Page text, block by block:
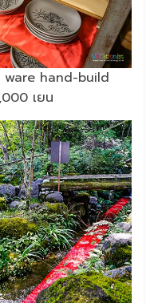
ware hand-build
เยน